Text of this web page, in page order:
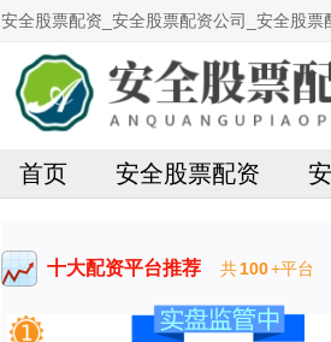
安全股票配资_安全股票配资公司_安全股票
首页 安全股票配资
十大配资平台推荐 共100+平台